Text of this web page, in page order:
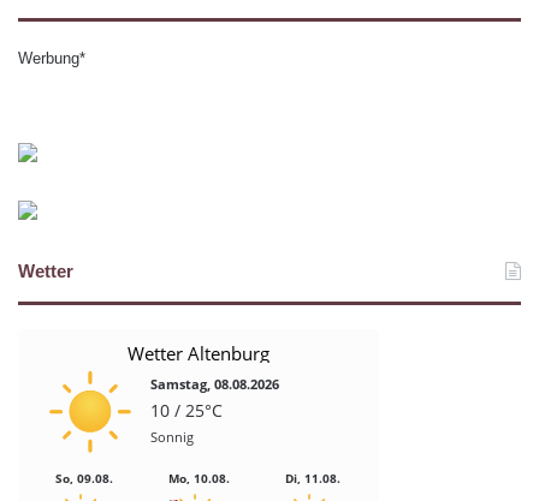
Werbung*
Wetter
Wetter Altenburg
Samstag, 08.08.2026
10 / 25°C
Sonnig
So, 09.08. Mo, 10.08. Di, 11.08.